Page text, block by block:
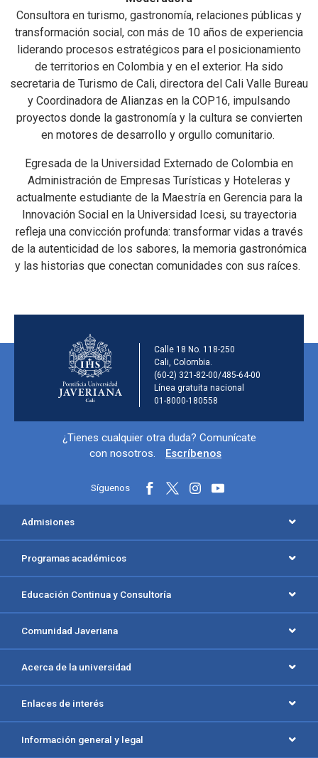
Consultora en turismo, gastronomía, relaciones públicas y
transformación social, con más de 10 años de experiencia
liderando procesos estratégicos para el posicionamiento
de territorios en Colombia y en el exterior. Ha sido
secretaria de Turismo de Cali, directora del Cali Valle Bureau
y Coordinadora de Alianzas en la COP16, impulsando
proyectos donde la gastronomía y la cultura se convierten
en motores de desarrollo y orgullo comunitario.
Egresada de la Universidad Externado de Colombia en
Administración de Empresas Turísticas y Hoteleras y
actualmente estudiante de la Maestría en Gerencia para la
Innovación Social en la Universidad Icesi, su trayectoria
refleja una convicción profunda: transformar vidas a través
de la autenticidad de los sabores, la memoria gastronómica
y las historias que conectan comunidades con sus raíces.
Información de la
Calle 18 No. 118-250
Cali, Colombia.
(60-2) 321-82-00/485-64-00
Línea gratuita nacional
01-8000-180558
Información y redes sociales
¿Tienes cualquier otra duda? Comunícate
con nosotros.
Escríbenos
Síguenos
Menú principal del footer
Admisiones
Programas académicos
Educación Continua y Consultoría
Comunidad Javeriana
Acerca de la universidad
Enlaces de interés
Información general y legal